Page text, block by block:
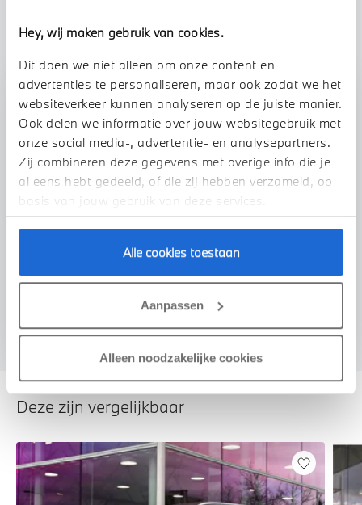
Hey, wij maken gebruik van cookies.
Dit doen we niet alleen om onze content en
advertenties te personaliseren, maar ook zodat we het
websiteverkeer kunnen analyseren op de juiste manier.
Ook delen we informatie over jouw websitegebruik met
onze social media-, advertentie- en analysepartners.
Zij combineren deze gegevens met overige info die je
al eens hebt gedeeld, of die zij hebben verzameld, op
basis van jouw gebruik van deze services.
Alle cookies toestaan
Aanpassen
Alleen noodzakelijke cookies
Stap 1 van 3
Uw auto inruilen?
Voorstel aanvragen
Deze zijn vergelijkbaar